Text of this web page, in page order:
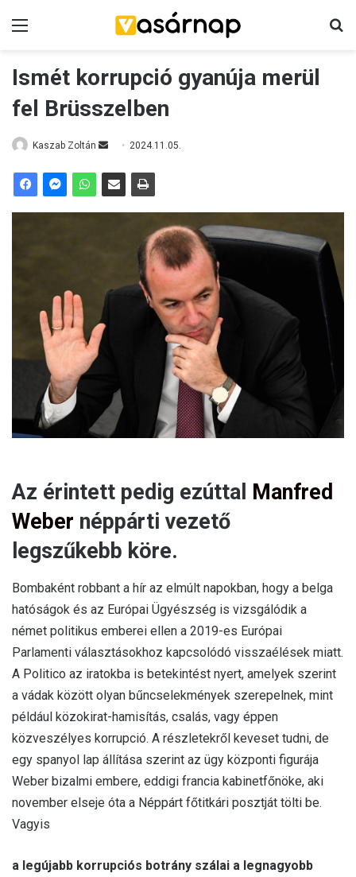
Menü
Ismét korrupció gyanúja merül
fel Brüsszelben
Kaszab Zoltán
Send
email
2024.11.05.
Az érintett pedig ezúttal Manfred
Weber néppárti vezető
legszűkebb köre.
Bombaként robbant a hír az elmúlt napokban, hogy a belga
hatóságok és az Európai Ügyészség is vizsgálódik a
német politikus emberei ellen a 2019-es Európai
Parlamenti választásokhoz kapcsolódó visszaélések miatt.
A Politico az iratokba is betekintést nyert, amelyek szerint
a vádak között olyan bűncselekmények szerepelnek, mint
például közokirat-hamisítás, csalás, vagy éppen
közveszélyes korrupció. A részletekről keveset tudni, de
egy spanyol lap állítása szerint az ügy központi figurája
Weber bizalmi embere, eddigi francia kabinetfőnöke, aki
november elseje óta a Néppárt főtitkári posztját tölti be.
Vagyis
a legújabb korrupciós botrány szálai a legnagyobb